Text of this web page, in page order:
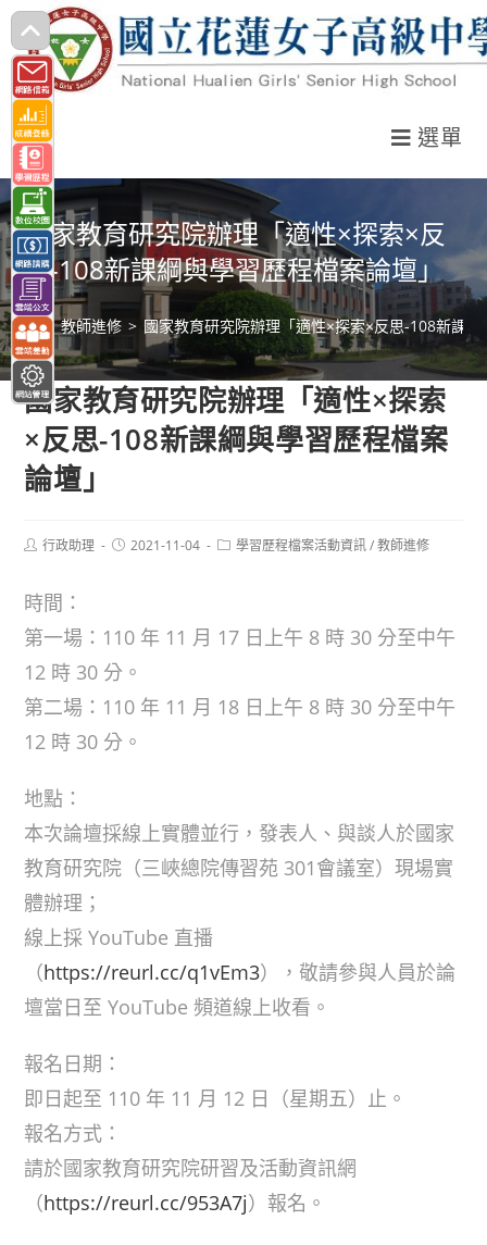
跳
轉
至
主
要
內
容
選單
國家教育研究院辦理「適性×探索×反
思-108新課綱與學習歷程檔案論壇」
> 教師進修 > 國家教育研究院辦理「適性×探索×反思-108新課
國家教育研究院辦理「適性×探索
×反思-108新課綱與學習歷程檔案
論壇」
Post行政助理
Post2021-11-04
Post學習歷程檔案活動資訊 / 教師進修
時間：
第一場：110 年 11 月 17 日上午 8 時 30 分至中午
12 時 30 分。
第二場：110 年 11 月 18 日上午 8 時 30 分至中午
12 時 30 分。
地點：
本次論壇採線上實體並行，發表人、與談人於國家
教育研究院（三峽總院傳習苑 301會議室）現場實
體辦理；
線上採 YouTube 直播
（https://reurl.cc/q1vEm3），敬請參與人員於論
壇當日至 YouTube 頻道線上收看。
報名日期：
即日起至 110 年 11 月 12 日（星期五）止。
報名方式：
請於國家教育研究院研習及活動資訊網
（https://reurl.cc/953A7j）報名。